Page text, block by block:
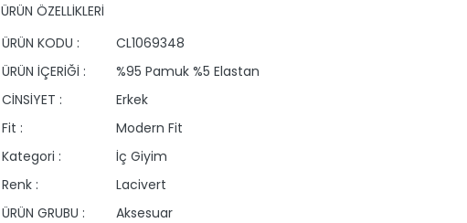
ÜRÜN ÖZELLİKLERİ
ÜRÜN KODU :
CL1069348
ÜRÜN İÇERİĞİ :
%95 Pamuk %5 Elastan
CİNSİYET :
Erkek
Fit :
Modern Fit
Kategori :
İç Giyim
Renk :
Lacivert
ÜRÜN GRUBU :
Aksesuar